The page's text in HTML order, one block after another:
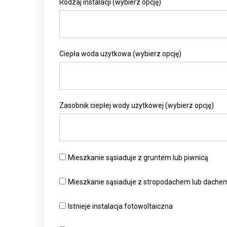
Rodzaj instalacji (wybierz opcję)
Ciepła woda użytkowa (wybierz opcję)
Zasobnik ciepłej wody użytkowej (wybierz opcję)
Mieszkanie sąsiaduje z gruntem lub piwnicą
Mieszkanie sąsiaduje z stropodachem lub
Istnieje instalacja fotowoltaiczna